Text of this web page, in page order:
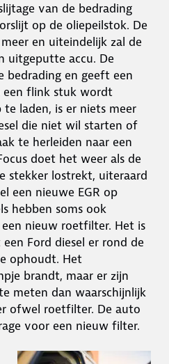
van de bedrading
op de oliepeilstok. De
en uiteindelijk zal de
uitgeputte accu. De
bedrading en geeft een
een flink stuk wordt
laden, is er niets meer
die niet wil starten of
te herleiden naar een
doet het weer als de
stekker lostrekt, uiteraard
een nieuwe EGR op
hebben soms ook
nieuw roetfilter. Het is
Ford diesel er rond de
ophoudt. Het
brandt, maar er zijn
meten dan waarschijnlijk
ofwel roetfilter. De auto
voor een nieuw filter.